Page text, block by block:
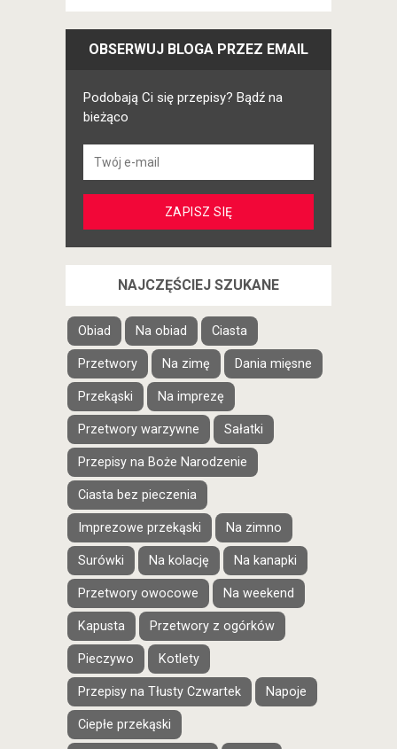
OBSERWUJ BLOGA PRZEZ EMAIL
Podobają Ci się przepisy? Bądź na
bieżąco
NAJCZĘŚCIEJ SZUKANE
Obiad Na obiad Ciasta
Przetwory Na zimę Dania mięsne
Przekąski Na imprezę
Przetwory warzywne Sałatki
Przepisy na Boże Narodzenie
Ciasta bez pieczenia
Imprezowe przekąski Na zimno
Surówki Na kolację Na kanapki
Przetwory owocowe Na weekend
Kapusta Przetwory z ogórków
Pieczywo Kotlety
Przepisy na Tłusty Czwartek Napoje
Ciepłe przekąski